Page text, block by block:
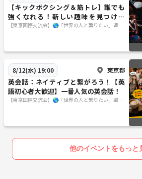
【キックボクシング＆筋トレ】誰でも
強くなれる！新しい趣味を見つけよ
う！
【東京国際交流会】🌎「世界の人と繋りたい」違う
8/12(水) 19:00 東京都
英会話：ネイティブと繋がろう！【英
語初心者大歓迎】一番人気の英会話！
【東京国際交流会】🌎「世界の人と繋りたい」違う
他のイベントをもっと